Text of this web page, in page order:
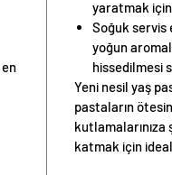
en
yaratmak
Soğuk servis
yoğun
hissedilmesi
Yeni nesil yaş
pastaların
kutlamalarınıza
katmak için